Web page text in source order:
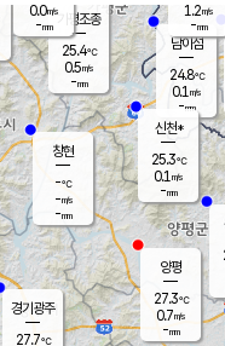
남이섬
24.8℃
0.1 m/s
-mm
경기광주
27.7℃
1.2m/s
-mm
가평조종
25.4℃
0.5m/s
-mm
신천*
25.3℃
0.1 m/s
-mm
창현
-℃
-m/s
-mm
0.0m/s
-mm
양평
27.3℃
0.7m/s
-mm